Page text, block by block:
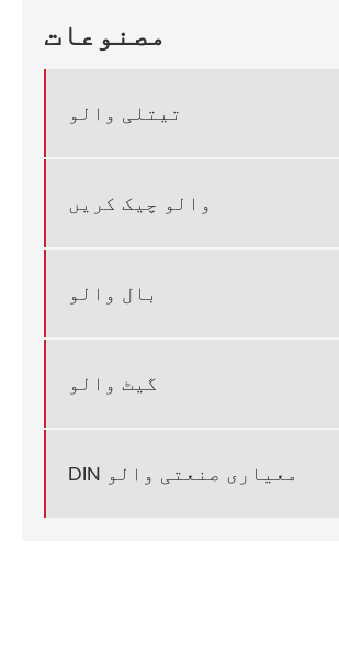
مصنوعات
تیتلی والو
والو چیک کریں
بال والو
گیٹ والو
DIN معیاری صنعتی والو